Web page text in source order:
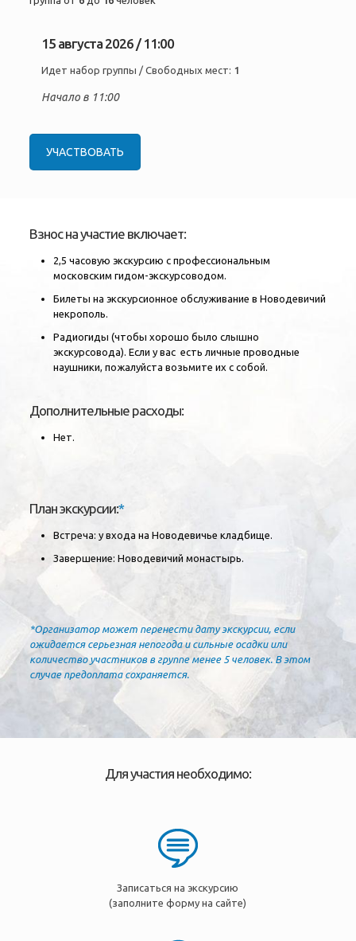
15 августа 2026 / 11:00
Идет набор группы / Свободных мест: 1
Начало в 11:00
УЧАСТВОВАТЬ
Взнос на участие включает:
2,5 часовую экскурсию с профессиональным
московским гидом-экскурсоводом.
Билеты на экскурсионное обслуживание в Новодевичий
некрополь.
Радиогиды (чтобы хорошо было слышно
экскурсовода). Если у вас есть личные проводные
наушники, пожалуйста возьмите их с собой.
Дополнительные расходы:
Нет.
План экскурсии:*
Встреча: у входа на Новодевичье кладбище.
Завершение: Новодевичий монастырь.
*Организатор может перенести дату экскурсии, если
ожидается серьезная непогода и сильные осадки или
количество участников в группе менее 5 человек. В этом
случае предоплата сохраняется.
Для участия необходимо:
Записаться на экскурсию
(заполните форму на сайте)